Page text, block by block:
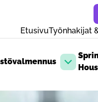
EtusivuTyönhakijat
Avaa